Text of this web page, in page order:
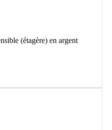
(étagère) en argent